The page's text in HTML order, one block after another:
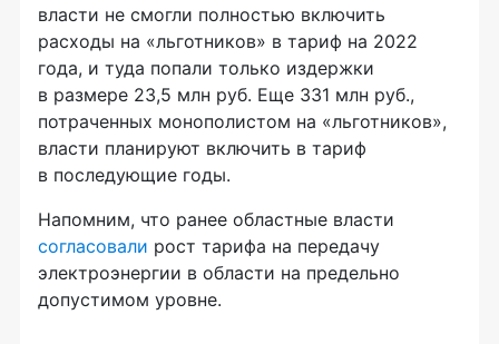
власти не смогли полностью включить
расходы на «льготников» в тариф на 2022
года, и туда попали только издержки
в размере 23,5 млн руб. Еще 331 млн руб.,
потраченных монополистом на «льготников»,
власти планируют включить в тариф
в последующие годы.
Напомним, что ранее областные власти
согласовали рост тарифа на передачу
электроэнергии в области на предельно
допустимом уровне.